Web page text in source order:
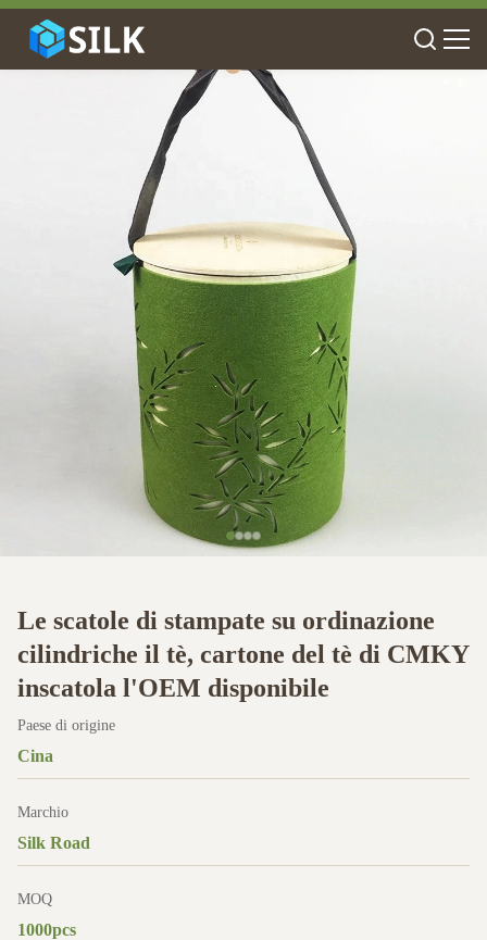
Le scatole di stampate su ordinazione
cilindriche il tè, cartone del tè di CMKY
inscatola l'OEM disponibile
Paese di origine
Cina
Marchio
Silk Road
MOQ
1000pcs